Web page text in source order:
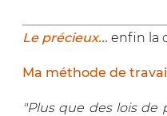
Le précieux... enfin la
Ma méthode de
"Plus que des lois de